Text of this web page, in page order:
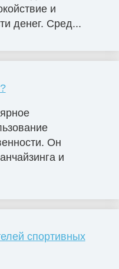
и
денег. Сред...
Он
и
спортивных